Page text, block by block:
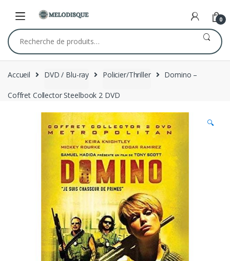
navigation
content
0
Recherche
pour :
Accueil DVD / Blu-ray Policier/Thriller Domino –
Coffret Collector Steelbook 2 DVD
🔍